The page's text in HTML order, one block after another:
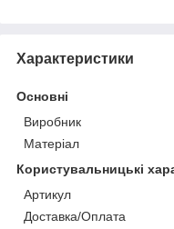
Характеристики
Основні
Виробник
Матеріал
Користувальницькі
Артикул
Доставка/Оплата